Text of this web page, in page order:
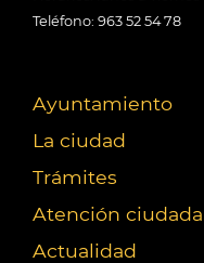
Teléfono: 963 52 54 78
Ayuntamiento
La ciudad
Trámites
Atención
Actualidad